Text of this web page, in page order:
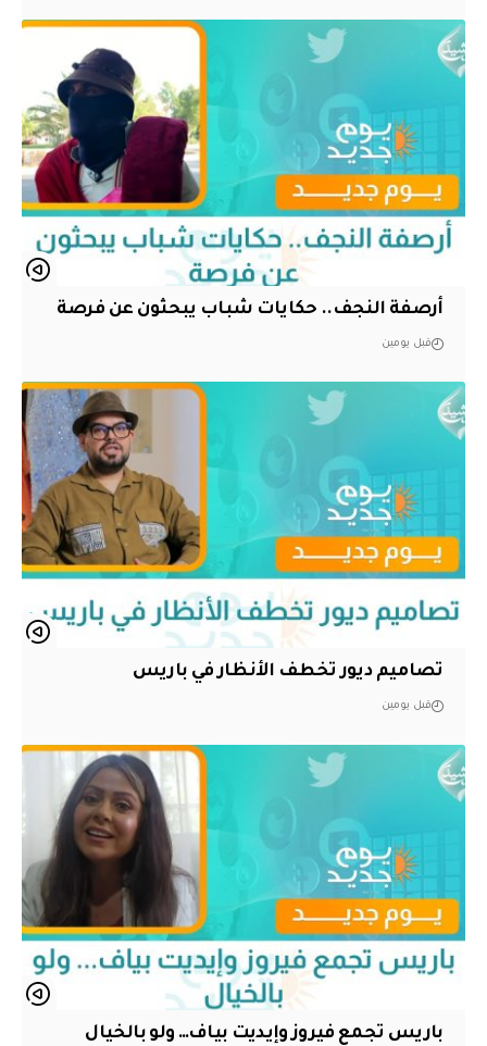
أرصفة النجف.. حكايات شباب يبحثون عن فرصة
قبل يومين
تصاميم ديور تخطف الأنظار في باريس
قبل يومين
باريس تجمع فيروز وإيديت بياف… ولو بالخيال